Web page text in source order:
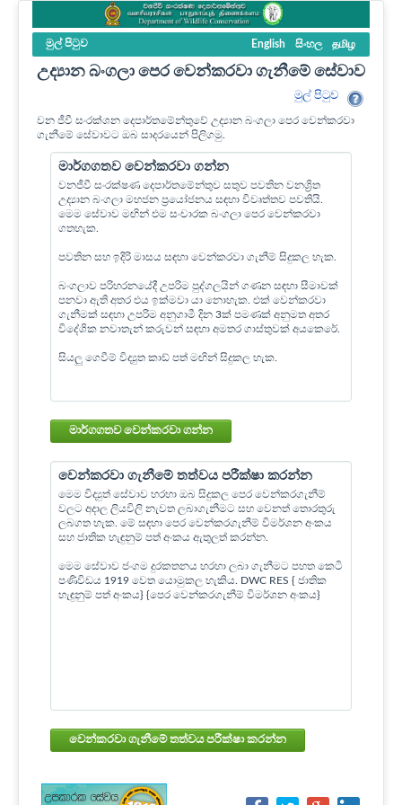
මුල් පි‍ටුව English සිංහල தமிழ
උද්‍යාන බංගලා පෙර වෙන්කරවා ගැනීමේ සේවාව
මුල් පි‍ටුව
වන ජීවී සංරක්ශන දෙපාර්තමේන්තුවේ උද්‍යාන බංගලා පෙර වෙන්කරවා
ගැනීමේ සේවාවට ඔබ සාදරයෙන් පිලිගමු.
මාර්ගගතව වෙන්කරවා ගන්න
වනජීවී සංරක්ෂණ දෙපාර්තමේන්තුව සතුව පවතින වනශ්‍රිත
උද්‍යාන බංගලා මහජන ප්‍රයෝජනය සඳහා විවෘත්තව පවතියි.
මෙම සේවාව මඟින් එම සංචාරක බංගලා පෙර වෙන්කරවා
ගතහැක.
පවතින සහ ඉදිරි මාසය සඳහා වෙන්කරවා ගැනීම් සිදුකල හැක.
බංගලාව පරිහරනයේදී උපරිම පුද්ගලයින් ගණන සඳහා සීමාවක්
පනවා ඇති අතර එය ඉක්මවා යා නොහැක. එක් වෙන්කරවා
ගැනීමක් සඳහා උපරිම අනුගාමී දින 3ක් පමණක් අනුමත අතර
විදේශික නවාතැන් කරුවන් සඳහා අමතර ගාස්තුවක් අයකෙරේ.
සියලු ගෙවීම් විද්‍යුත කාඩ් පත් මඟින් සිදුකල හැක.
මාර්ගගතව වෙන්කරවා ගන්න
වෙන්කරවා ගැනීමේ තත්වය පරීක්ෂා කරන්න
මෙම විද්‍යුත් සේවාව හරහා ඔබ සිදුකල පෙර වෙන්කරගැනීම්
වලට අදාල ලියවිලි නැවත ලබාගැනීමට සහ වෙනත් තොරතුරු
ලබගත හැක. මේ සඳහා පෙර වෙන්කරගැනීම් විමර්ශන අංකය
සහ ජාතික හැඳුනුම් පත් අංකය ඇතුලත් කරන්න.
මෙම සේවාව ජංගම දුරකතනය හරහා ලබා ගැනීමට පහත කෙටි
පණිවිඩය 1919 වෙත යොමුකල හැකිය. DWC RES { ජාතික
හැඳුනුම් පත් අංකය} {පෙර වෙන්කරගැනීම් විමර්ශන අංකය}
වෙන්කරවා ගැනීමේ තත්වය පරීක්ෂා කරන්න